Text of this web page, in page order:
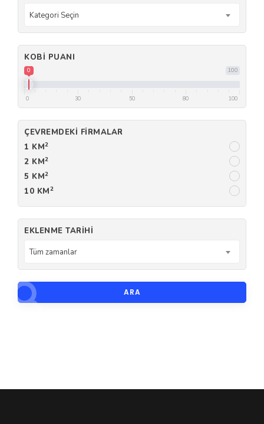
Kategori Seçin
KOBI PUANI
100
0
0 30 50 80 100
ÇEVREMDEKI FIRMALAR
1 KM2
2 KM2
5 KM2
10 KM2
EKLENME TARIHI
Tüm zamanlar
ARA